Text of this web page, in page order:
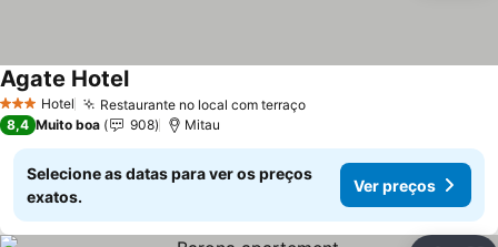
3 EstrelasHotel Restaurante no local com terraçoVer preços
Agate HotelVer preços
8,4 Muito boa 908 Mitau
Selecione as datas para ver os preços
exatos.
Ver preços